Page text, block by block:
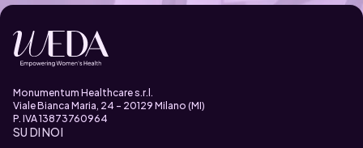
Monumentum Healthcare s.r.l.
Viale Bianca Maria, 24 - 20129 Milano (MI)
P. IVA 13873760964
SU DI NOI